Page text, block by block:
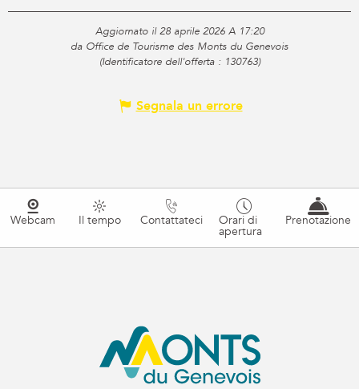
Aggiornato il 28 aprile 2026 A 17:20
da Office de Tourisme des Monts du Genevois
(Identificatore dell'offerta : 130763)
Segnala un errore
Webcam Il tempo Contattateci Orari di
apertura
Prenotazione